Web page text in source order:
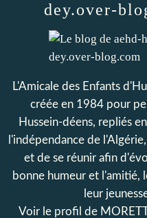
dey.over-
L'Amicale des Enfants
créée en 1984 pour
Hussein-déens, repliés
l'indépendance de
et de se réunir afin
bonne humeur et l'amitié,
leur
Voir le profil de